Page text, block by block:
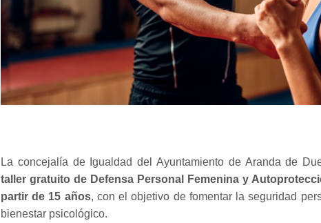
La concejalía de Igualdad del Ayuntamiento de Aranda de
taller gratuito de Defensa Personal Femenina y
partir de 15 años, con el objetivo de fomentar la seguridad
bienestar psicológico.